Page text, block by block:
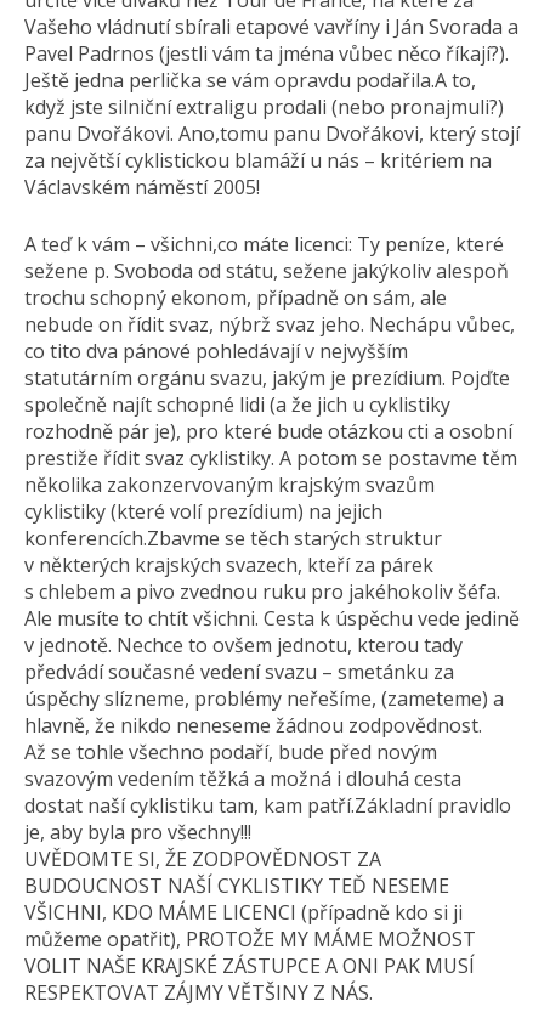
Vašeho vládnutí sbírali etapové vavříny i Ján Svorada a
Pavel Padrnos (jestli vám ta jména vůbec něco říkají?).
Ještě jedna perlička se vám opravdu podařila.A to,
když jste silniční extraligu prodali (nebo pronajmuli?)
panu Dvořákovi. Ano,tomu panu Dvořákovi, který stojí
za největší cyklistickou blamáží u nás – kritériem na
Václavském náměstí 2005!
A teď k vám – všichni,co máte licenci: Ty peníze, které
sežene p. Svoboda od státu, sežene jakýkoliv alespoň
trochu schopný ekonom, případně on sám, ale
nebude on řídit svaz, nýbrž svaz jeho. Nechápu vůbec,
co tito dva pánové pohledávají v nejvyšším
statutárním orgánu svazu, jakým je prezídium. Pojďte
společně najít schopné lidi (a že jich u cyklistiky
rozhodně pár je), pro které bude otázkou cti a osobní
prestiže řídit svaz cyklistiky. A potom se postavme těm
několika zakonzervovaným krajským svazům
cyklistiky (které volí prezídium) na jejich
konferencích.Zbavme se těch starých struktur
v některých krajských svazech, kteří za párek
s chlebem a pivo zvednou ruku pro jakéhokoliv šéfa.
Ale musíte to chtít všichni. Cesta k úspěchu vede jedině
v jednotě. Nechce to ovšem jednotu, kterou tady
předvádí současné vedení svazu – smetánku za
úspěchy slízneme, problémy neřešíme, (zameteme) a
hlavně, že nikdo neneseme žádnou zodpovědnost.
Až se tohle všechno podaří, bude před novým
svazovým vedením těžká a možná i dlouhá cesta
dostat naší cyklistiku tam, kam patří.Základní pravidlo
je, aby byla pro všechny!!!
UVĚDOMTE SI, ŽE ZODPOVĚDNOST ZA
BUDOUCNOST NAŠÍ CYKLISTIKY TEĎ NESEME
VŠICHNI, KDO MÁME LICENCI (případně kdo si ji
můžeme opatřit), PROTOŽE MY MÁME MOŽNOST
VOLIT NAŠE KRAJSKÉ ZÁSTUPCE A ONI PAK MUSÍ
RESPEKTOVAT ZÁJMY VĚTŠINY Z NÁS.